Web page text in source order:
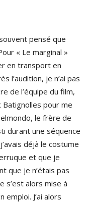
pensé que
« Le marginal »
en transport en
l’audition, je n’ai pas
de l’équipe du film,
Batignolles pour me
le frère de
durant une séquence
déjà le costume
et que je
que je n’étais pas
s’est alors mise à
J’ai alors